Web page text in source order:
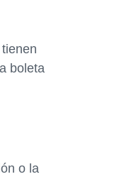
boleta
o la